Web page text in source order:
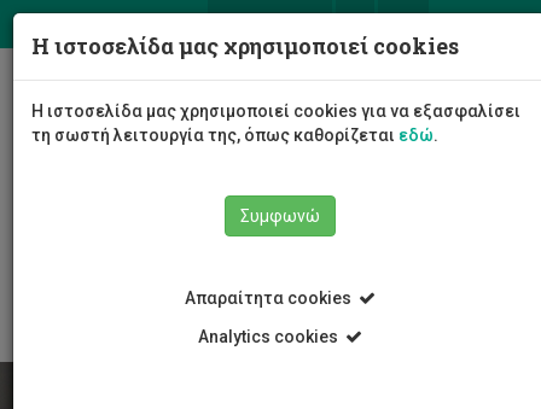
Η ιστοσελίδα μας χρησιμοποιεί cookies
Η ιστοσελίδα μας χρησιμοποιεί cookies για να εξασφαλίσει
τη σωστή λειτουργία της, όπως καθορίζεται εδώ.
Συμφωνώ
Απαραίτητα cookies
Analytics cookies